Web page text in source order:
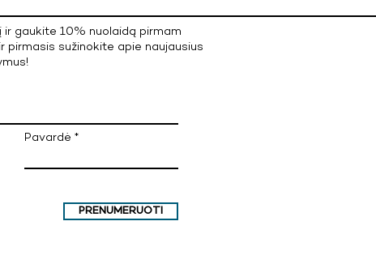
ir gaukite 10% nuolaidą pirmam
pirmasis sužinokite apie naujausius
Pavardė
PRENUMERUOTI